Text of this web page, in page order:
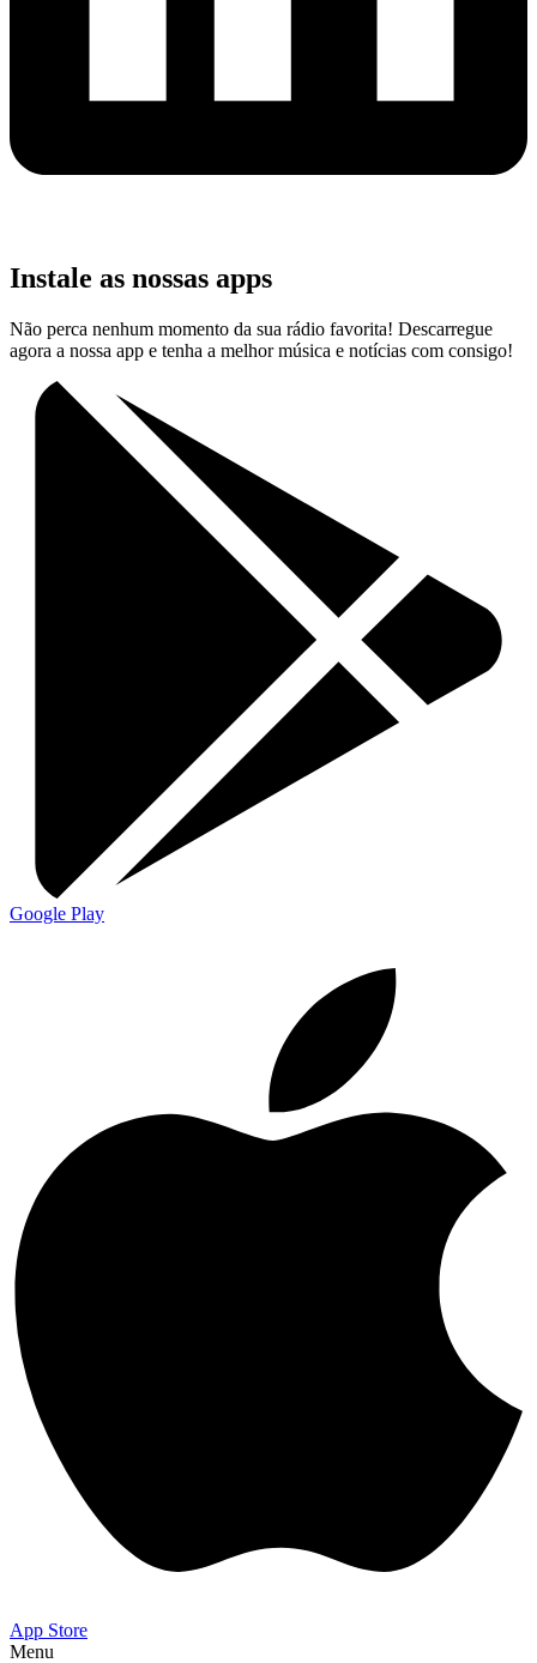
Instale as nossas apps
Não perca nenhum momento da sua rádio favorita! Descarregue
agora a nossa app e tenha a melhor música e notícias com consigo!
Google Play
App Store
Menu